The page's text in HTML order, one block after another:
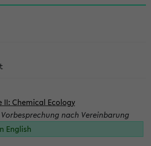
II: Chemical Ecology
nach Vereinbarung
English